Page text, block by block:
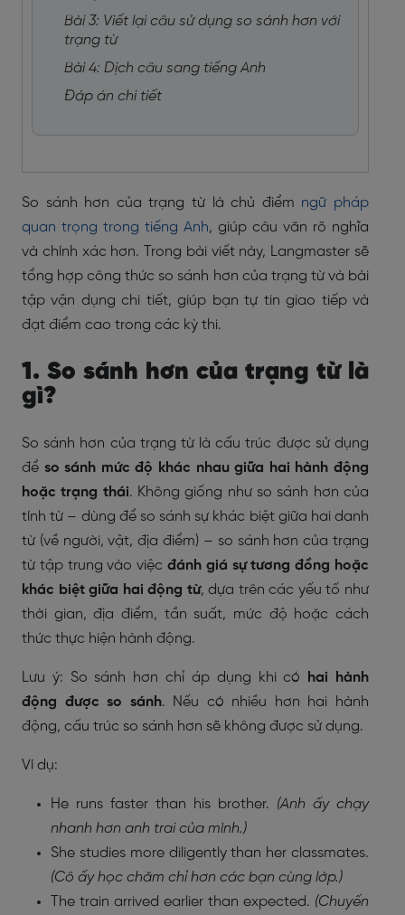
Bài 3: Viết lại câu sử dụng so sánh hơn với
trạng từ
Bài 4: Dịch câu sang tiếng Anh
Đáp án chi tiết
So sánh hơn của trạng từ là chủ điểm ngữ pháp
quan trọng trong tiếng Anh, giúp câu văn rõ nghĩa
và chính xác hơn. Trong bài viết này, Langmaster sẽ
tổng hợp công thức so sánh hơn của trạng từ và bài
tập vận dụng chi tiết, giúp bạn tự tin giao tiếp và
đạt điểm cao trong các kỳ thi.
1. So sánh hơn của trạng từ là
gì?
So sánh hơn của trạng từ là cấu trúc được sử dụng
để so sánh mức độ khác nhau giữa hai hành động
hoặc trạng thái. Không giống như so sánh hơn của
tính từ – dùng để so sánh sự khác biệt giữa hai danh
từ (về người, vật, địa điểm) – so sánh hơn của trạng
từ tập trung vào việc đánh giá sự tương đồng hoặc
khác biệt giữa hai động từ, dựa trên các yếu tố như
thời gian, địa điểm, tần suất, mức độ hoặc cách
thức thực hiện hành động.
Lưu ý: So sánh hơn chỉ áp dụng khi có
hai hành
động được so sánh. Nếu có nhiều hơn hai hành
động, cấu trúc so sánh hơn sẽ không được sử dụng.
Ví dụ:
He runs faster than his brother. (Anh ấy chạy
nhanh hơn anh trai của mình.)
She studies more diligently than her classmates.
(Cô ấy học chăm chỉ hơn các bạn cùng lớp.)
The train arrived earlier than expected. (Chuyến